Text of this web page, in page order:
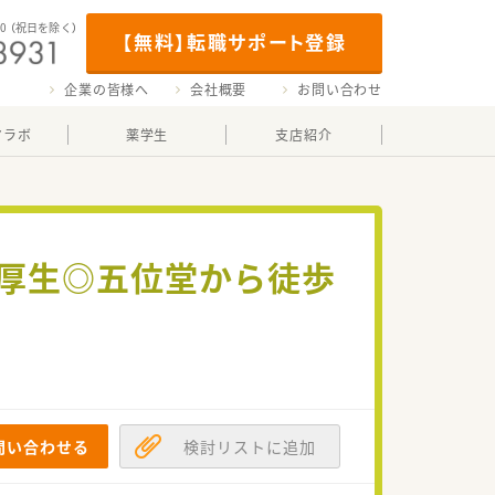
【無料】転職サポート登録
（祝日を除く）
企業の皆様へ 会社概要 お問い合わせ
ボ 薬学生 支店紹介
生◎五位堂から徒歩
合わせる 検討リストに追加